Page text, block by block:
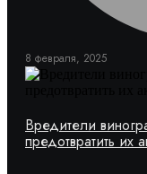
8 февраля, 2025
Вредители
предотвратить их